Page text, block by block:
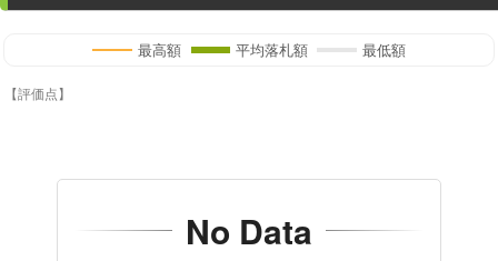
最高額 平均落札額 最低額
【評価点】
No Data